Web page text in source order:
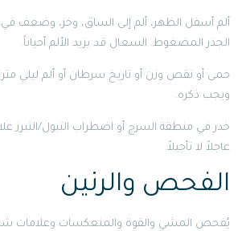
ألم أسفل الظهر، ألم إلى الساق، وخز، وضعف
الجذر المضغوط. السعال قد يزيد الألم أحياناً.
حمى أو نقص وزن أو تاريخ سرطان أو ألم ليلي مترقٍ
ويجب ذكره.
خدر في منطقة السرج أو اضطراب التبول/التبرز
عاجلاً لا تأجيلاً.
الفحص والرنين
يُفحص المشي والقوة والمنعكسات وعلامات